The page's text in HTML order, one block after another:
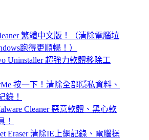
繁體中文版！（清除電腦垃
跑得更順暢！）
Uninstaller 超強力軟體移除工
按一下！清除全部隱私資料、
錄！
Cleaner 惡意軟體、黑心軟
！
Eraser 清除IE上網記錄、電腦操